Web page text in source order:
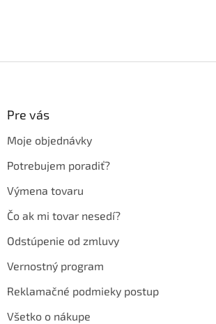
Pre vás
Moje objednávky
Potrebujem poradiť?
Výmena tovaru
Čo ak mi tovar nesedí?
Odstúpenie od zmluvy
Vernostný program
Reklamačné podmieky postup
Všetko o nákupe